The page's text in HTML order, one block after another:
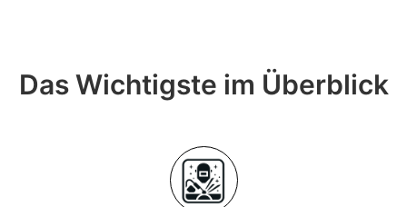
Das Wichtigste im Überblick